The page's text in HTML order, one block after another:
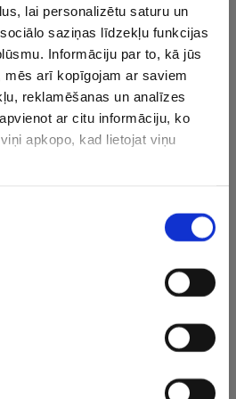
lai personalizētu saturu un
saziņas līdzekļu funkcijas
Informāciju par to, kā jūs
mēs arī kopīgojam ar saviem
reklamēšanas un analīzes
ar citu informāciju, ko
apkopo, kad lietojat viņu
komanda Sanantonio
ārstu. Spēlētājs atzina, ka
kāpēc ir viena no labākajām
ir arī “Spurs” viceprezidents
Viljamss, kurš bijis klāt arī
treniņiem.
interesē “Spurs” vienību
par to, kādā pozīcijā labāk
panākumu trijos Eiropas
duelī tā otrdien arī
Turciju.